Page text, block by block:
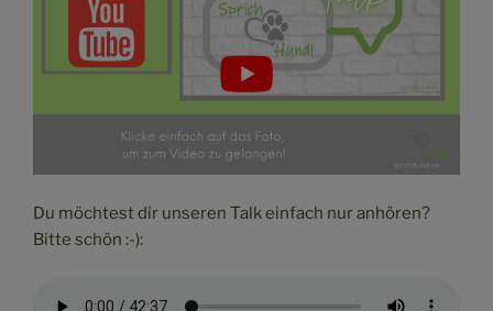
Du möchtest dir unseren Talk einfach nur anhören?
Bitte schön :-):